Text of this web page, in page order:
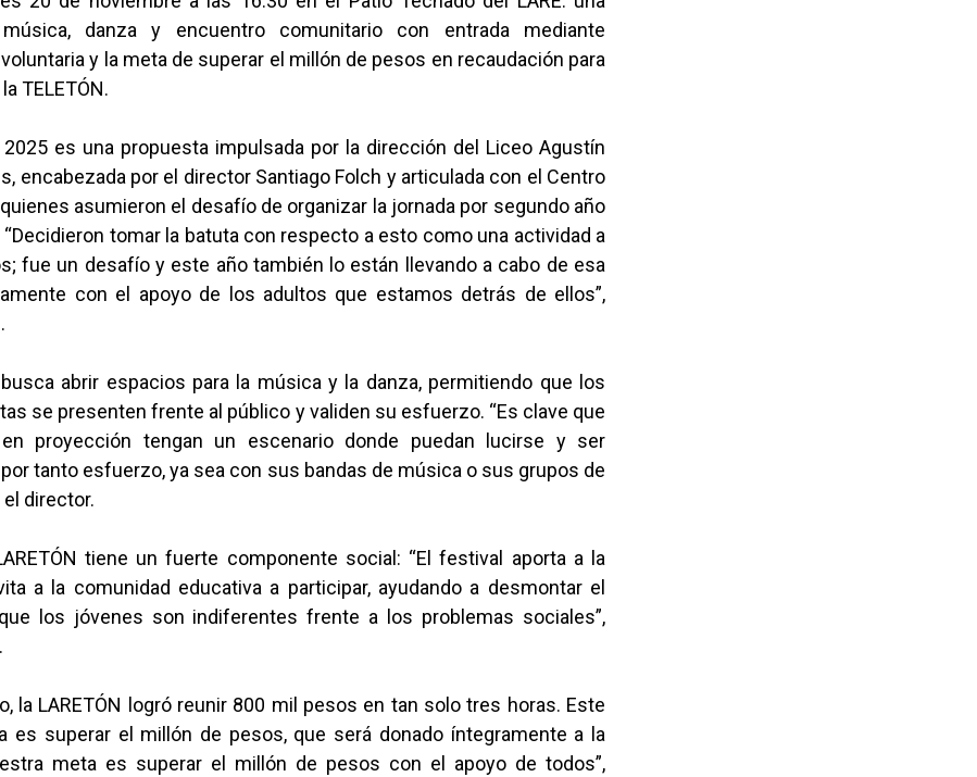
danza y encuentro comunitario con entrada mediante
y la meta de superar el millón de pesos en recaudación para
TELETÓN.
2025 es una propuesta impulsada por la dirección del Liceo Agustín
encabezada por el director Santiago Folch y articulada con el Centro
asumieron el desafío de organizar la jornada por segundo año
tomar la batuta con respecto a esto como una actividad a
fue un desafío y este año también lo están llevando a cabo de esa
con el apoyo de los adultos que estamos detrás de ellos”,
abrir espacios para la música y la danza, permitiendo que los
se presenten frente al público y validen su esfuerzo. “Es clave que
proyección tengan un escenario donde puedan lucirse y ser
tanto esfuerzo, ya sea con sus bandas de música o sus grupos de
el director.
tiene un fuerte componente social: “El festival aporta a la
a la comunidad educativa a participar, ayudando a desmontar el
los jóvenes son indiferentes frente a los problemas sociales”,
la LARETÓN logró reunir 800 mil pesos en tan solo tres horas. Este
es superar el millón de pesos, que será donado íntegramente a la
meta es superar el millón de pesos con el apoyo de todos”,